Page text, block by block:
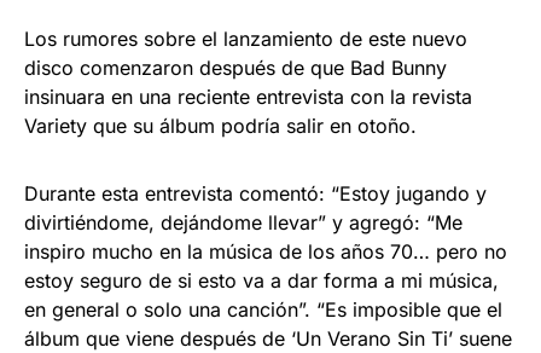
Los rumores sobre el lanzamiento de este nuevo
disco comenzaron después de que Bad Bunny
insinuara en una reciente entrevista con la revista
Variety que su álbum podría salir en otoño.
Durante esta entrevista comentó: “Estoy jugando y
divirtiéndome, dejándome llevar” y agregó: “Me
inspiro mucho en la música de los años 70… pero no
estoy seguro de si esto va a dar forma a mi música,
en general o solo una canción”. “Es imposible que el
álbum que viene después de ‘Un Verano Sin Ti’ suene